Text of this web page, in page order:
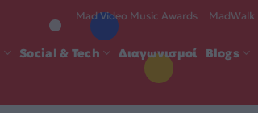
Mad Video Music Awards MadWalk
Social & Tech Διαγωνισμοί Blogs